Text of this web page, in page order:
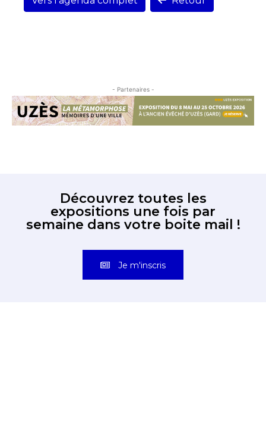
- Partenaires -
Découvrez toutes les
expositions une fois par
semaine dans votre boite mail !
Je m'inscris